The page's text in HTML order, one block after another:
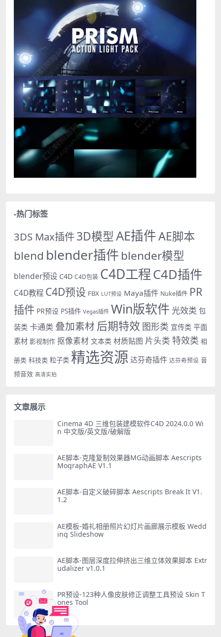
-热门标签
3DS Max插件3D模型AE插件AE脚本
blend blender插件 blender模型
blender预设 C4D C4D包装 C4D工程C4D插件
C4D教程 C4D预设 FBX LUT预设 Maya插件 Nuke插件 PR
插件 PR预设 PS插件 Vegas插件 Win版软件 光效类 包
装类 卡通类 叠加素材 后期特效 图形类 宣传类 平面
素材 影视制作 抠像素材 文本类 材质贴图 片头类 特效类 相
册类 科技类 粒子类 精选资源 达芬奇插件 达芬奇预设 音
频音效 高清实拍
文章展示
Cinema 4D 三维包装建模软件C4D 2024.0.0 Wi
n 中文版/英文版/破解版
AE脚本-克隆复制效果器MG动画脚本 Aescripts
MographAE V1.1
AE脚本-自定义破碎脚本 Aescripts Break It V1.
1.2
AE模板-婚礼相册照片幻灯片画廊展示模板 Wedd
ing Slideshow
AE脚本-图层深度拉伸挤出三维立体效果脚本 Extr
udalizer v1.0.1
PR预设-123种人像皮肤修正调整工具预设 Skin T
ones Tool